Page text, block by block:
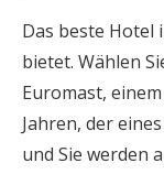
Das beste Hotel
bietet. Wählen
Euromast,
Jahren, der
und Sie werden